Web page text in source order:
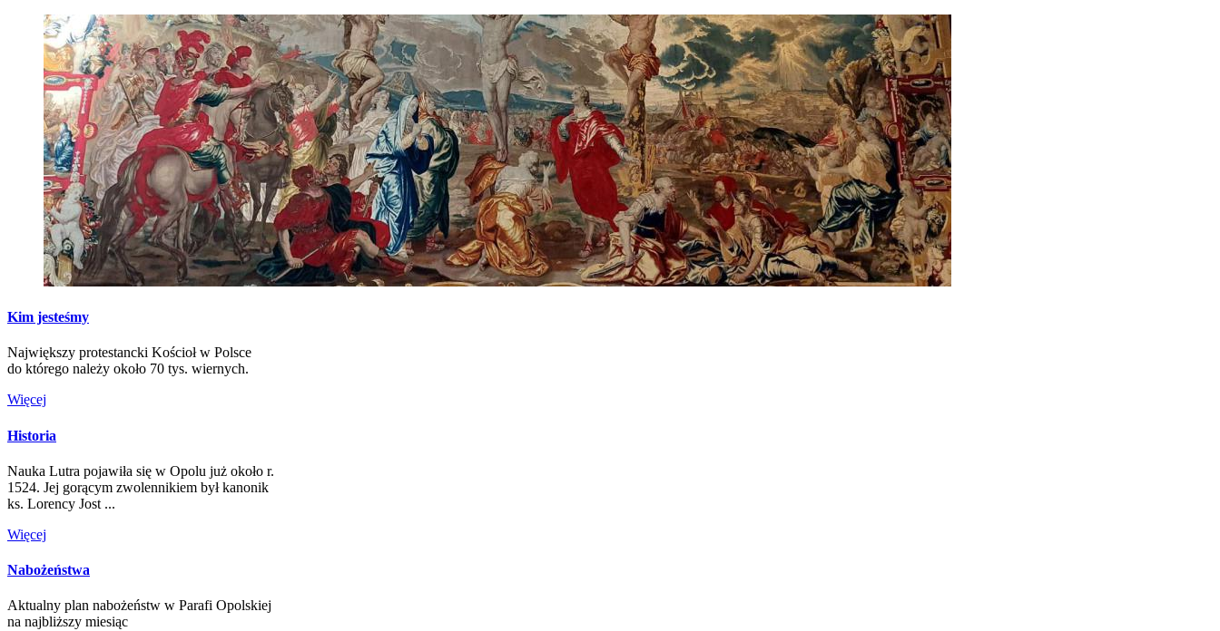
Kim jesteśmy
Największy protestancki Kościoł w Polsce
do którego należy około 70 tys. wiernych.
Więcej
Historia
Nauka Lutra pojawiła się w Opolu już około r.
1524. Jej gorącym zwolennikiem był kanonik
ks. Lorency Jost ...
Więcej
Nabożeństwa
Aktualny plan nabożeństw w Parafi Opolskiej
na najbliższy miesiąc